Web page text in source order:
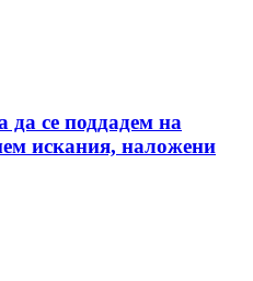
се поддадем на
искания, наложени